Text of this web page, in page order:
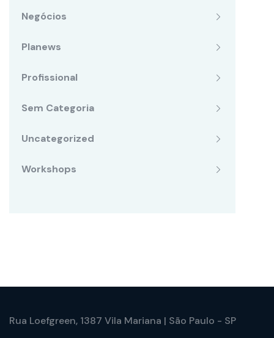
Negócios
Planews
Profissional
Sem Categoria
Uncategorized
Workshops
Rua Loefgreen, 1387 Vila Mariana | São Paulo - SP